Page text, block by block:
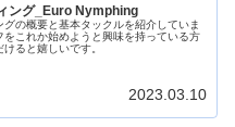
ング_Euro Nymphing
グの概要と基本タックルを紹介していま
をこれか始めようと興味を持っている方
ると嬉しいです。
2023.03.10